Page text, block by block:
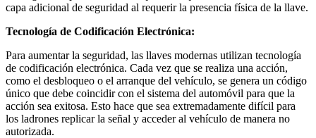
capa adicional de seguridad al requerir la presencia física de la llave.
Tecnología de Codificación Electrónica:
Para aumentar la seguridad, las llaves modernas utilizan tecnología
de codificación electrónica. Cada vez que se realiza una acción,
como el desbloqueo o el arranque del vehículo, se genera un código
único que debe coincidir con el sistema del automóvil para que la
acción sea exitosa. Esto hace que sea extremadamente difícil para
los ladrones replicar la señal y acceder al vehículo de manera no
autorizada.